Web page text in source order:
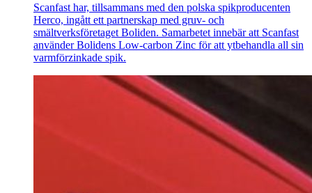
Scanfast har, tillsammans med den polska spikproducenten
Herco, ingått ett partnerskap med gruv- och
smältverksföretaget Boliden. Samarbetet innebär att Scanfast
använder Bolidens Low-carbon Zinc för att ytbehandla all sin
varmförzinkade spik.